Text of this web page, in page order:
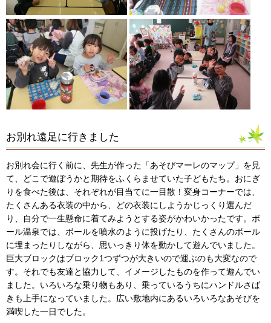
お別れ遠足に行きました
お別れ会に行く前に、先生が作った「あそびマーレのマップ」を見
て、どこで遊ぼうかと期待をふくらませていた子どもたち。おにぎ
りを食べた後は、それぞれが目当てに一目散！変身コーナーでは、
たくさんある衣装の中から、どの衣装にしようかじっくり選んだ
り、自分で一生懸命に着てみようとする姿がかわいかったです。ボ
ール温泉では、ボールを噴水のように投げたり、たくさんのボール
に埋まったりしながら、思いっきり体を動かして遊んでいました。
巨大ブロックはブロック1つずつが大きいので運ぶのも大変なので
す。それでも友達と協力して、イメージしたものを作って遊んでい
ました。いろいろな乗り物もあり、乗っているうちにハンドルさば
きも上手になっていました。広い敷地内にあるいろいろなあそびを
満喫した一日でした。